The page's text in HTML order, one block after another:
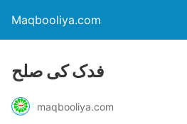
Maqbooliya.com
فدک کی صلح
maqbooliya.com